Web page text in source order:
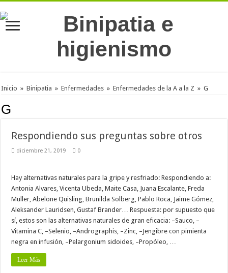
Inicio » Binipatia » Enfermedades » Enfermedades de la A a la Z » G
G
Respondiendo sus preguntas sobre otros
diciembre 21, 2019 0
Hay alternativas naturales para la gripe y resfriado: Respondiendo a:
Antonia Alvares, Vicenta Ubeda, Maite Casa, Juana Escalante, Freda
Müller, Abelone Quisling, Brunilda Solberg, Pablo Roca, Jaime Gómez,
Aleksander Lauridsen, Gustaf Brander… Respuesta: por supuesto que
sí, estos son las alternativas naturales de gran eficacia: –Sauco, –
Vitamina C, –Selenio, –Andrographis, –Zinc, –Jengibre con pimienta
negra en infusión, –Pelargonium sidoides, –Propóleo, …
Leer Más